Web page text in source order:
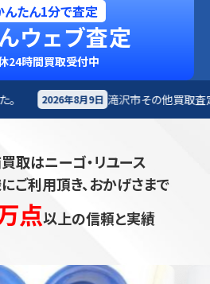
たん1分で査定
ウェブ査定
24時間買取受付中
市 その他買取査定依頼がありました。
取はニーゴ・リユース
ご利用頂き、おかげさまで
点以上の信頼と実績